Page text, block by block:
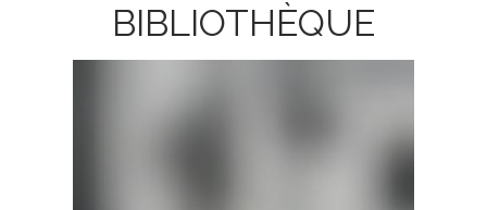
BIBLIOTHÈQUE